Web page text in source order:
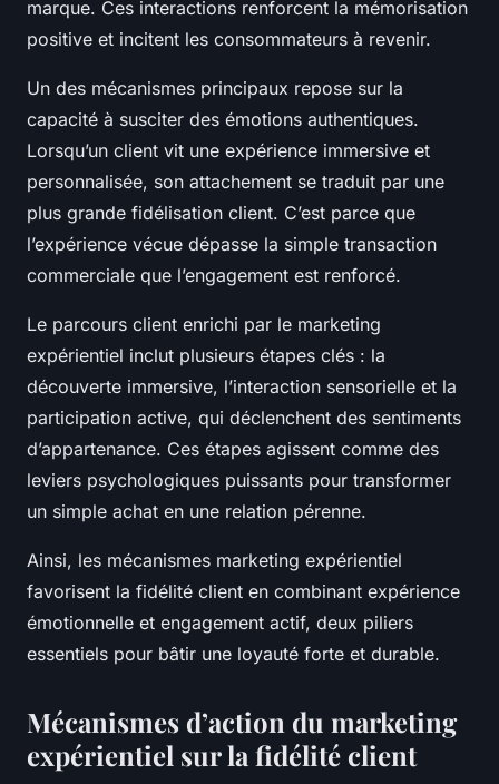
marque. Ces interactions renforcent la mémorisation
positive et incitent les consommateurs à revenir.
Un des mécanismes principaux repose sur la
capacité à susciter des émotions authentiques.
Lorsqu’un client vit une expérience immersive et
personnalisée, son attachement se traduit par une
plus grande fidélisation client. C’est parce que
l’expérience vécue dépasse la simple transaction
commerciale que l’engagement est renforcé.
Le parcours client enrichi par le marketing
expérientiel inclut plusieurs étapes clés : la
découverte immersive, l’interaction sensorielle et la
participation active, qui déclenchent des sentiments
d’appartenance. Ces étapes agissent comme des
leviers psychologiques puissants pour transformer
un simple achat en une relation pérenne.
Ainsi, les mécanismes marketing expérientiel
favorisent la fidélité client en combinant expérience
émotionnelle et engagement actif, deux piliers
essentiels pour bâtir une loyauté forte et durable.
Mécanismes d’action du marketing
expérientiel sur la fidélité client